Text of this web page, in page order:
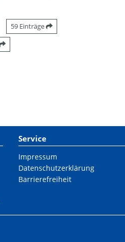
59 Einträge
Service
Impressum
Datenschutzerklärung
Barrierefreiheit